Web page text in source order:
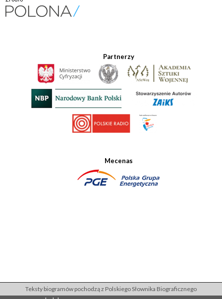
Partnerzy
Mecenas
Teksty biogramów pochodzą z Polskiego Słownika Biograficznego